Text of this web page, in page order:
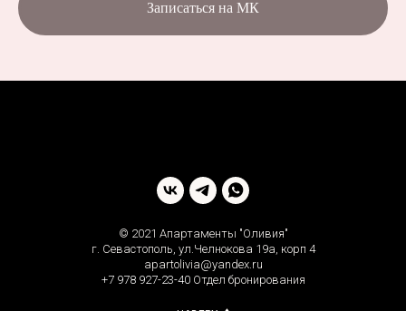
Записаться на МК
© 2021 Апартаменты "Оливия"
г. Севастополь, ул.Челнокова 19а, корп 4
apartolivia@yandex.ru
+7 978 927-23-40 Отдел бронирования